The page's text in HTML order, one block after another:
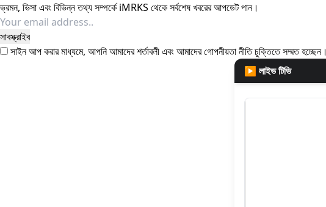
ভ্রমন, ভিসা এবং বিভিন্ন তথ্য সম্পর্কে iMRKS থেকে সর্বশেষ খবরের আপডেট পান।
সাইন আপ করার মাধ্যমে, আপনি আমাদের শর্তাবলী এবং আমাদেরগোপনীয়তা নীতিচুক্তিতে সম্মত হচ্ছেন।
▶ লাইভ টিভি